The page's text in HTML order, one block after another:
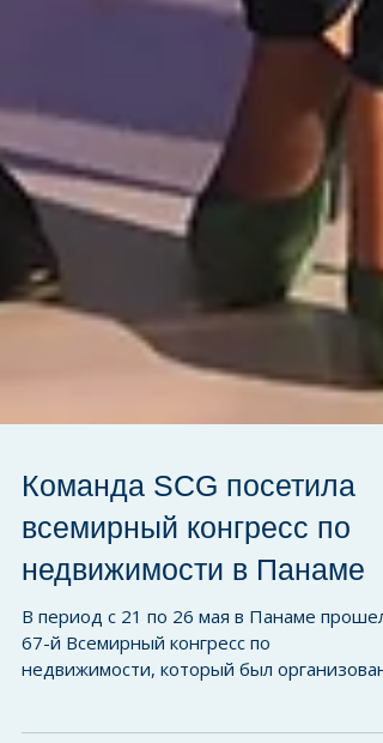
Команда SCG посетила
всемирный конгресс по
недвижимости в Панаме
В период с 21 по 26 мая в Панаме прошел
недвижимости, который был организован